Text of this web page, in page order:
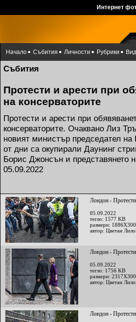
Интернет
Начало Събития Личности Рубрики
Събития
Протести и арести при
на консерваторите
Протести и арести при
консерваторите. Очаквано Лиз
новият министър председател
от дни са окупирали Даунинг
Борис Джонсън и представянето
05.09.2022
Лондон -
05.09.2022
тегло: 1577 KB
размери:
автор: Цветан
Лондон -
05.09.2022
тегло: 1756 KB
размери:
автор: Цветан
Лондон -